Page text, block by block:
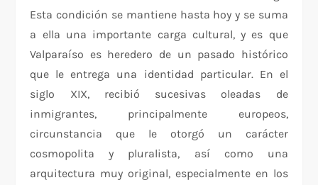
Esta condición se mantiene hasta hoy y se suma
a ella una importante carga cultural, y es que
Valparaíso es heredero de un pasado histórico
que le entrega una identidad particular. En el
siglo XIX, recibió sucesivas oleadas de
inmigrantes, principalmente europeos,
circunstancia que le otorgó un carácter
cosmopolita y pluralista, así como una
arquitectura muy original, especialmente en los